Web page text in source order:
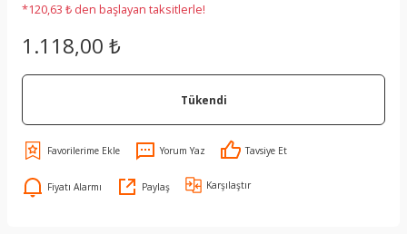
*120,63 ₺ den başlayan taksitlerle!
1.118,00 ₺
Tükendi
Yorum Yaz Tavsiye Et
Fiyatı Alarmı Paylaş Karşılaştır